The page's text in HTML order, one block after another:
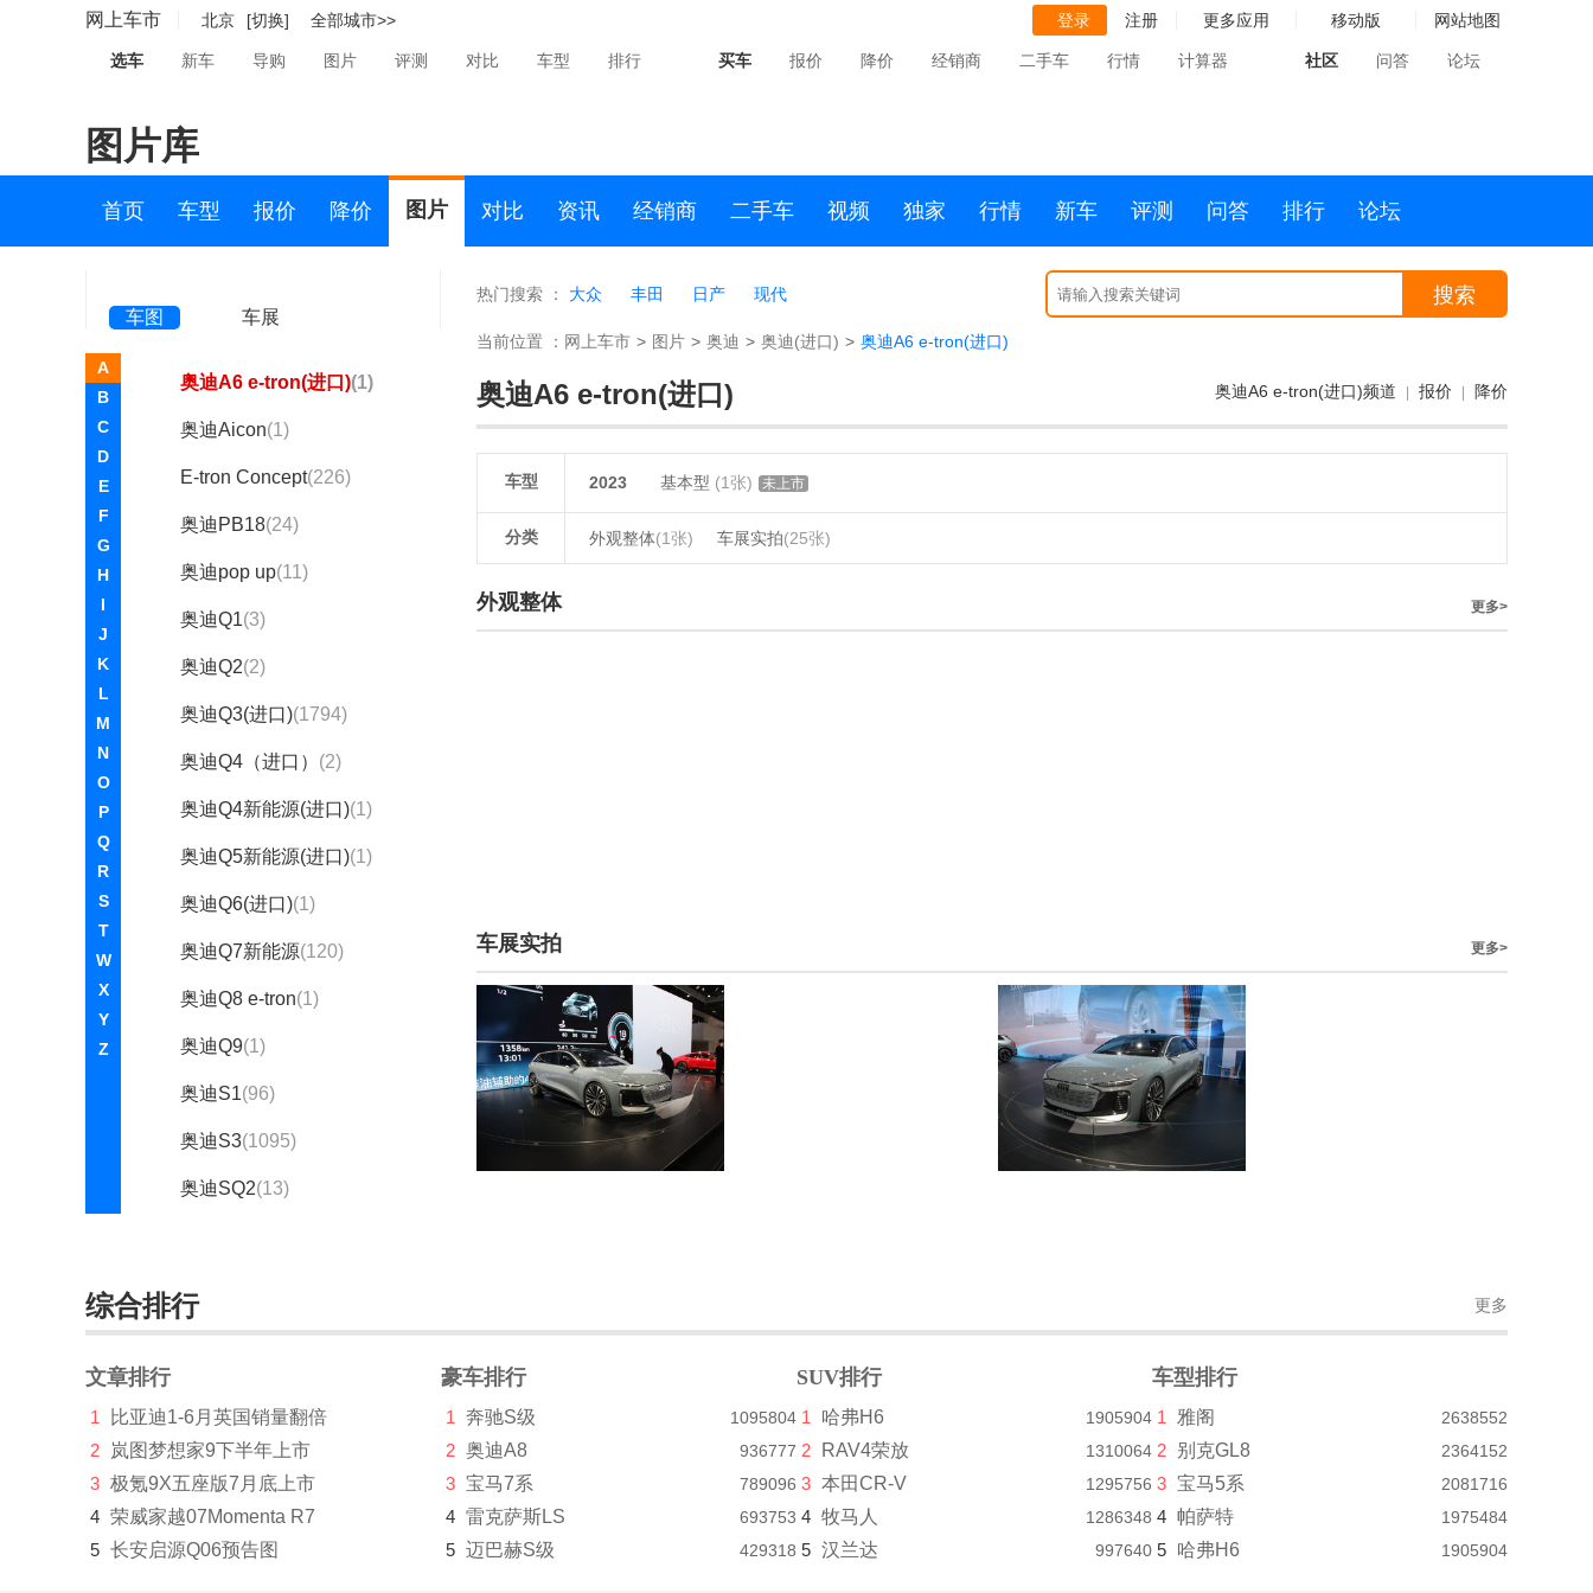
网上车市 北京 [切换] 全部城市>> 登录 注册 更多应用 移动版 网站地图
选车 新车 导购 图片 评测 对比 车型 排行 买车 报价 降价 经销商 二手车 行情 计算器 社区 问答 论坛
图片库
首页 车型 报价 降价 图片 对比 资讯 经销商 二手车 视频 独家 行情 新车 评测 问答 排行 论坛
车图 车展
A
B
C
D
E
F
G
H
I
J
K
L
M
N
O
P
Q
R
S
T
W
X
Y
Z
奥迪SQ8(1)
AI:me
奥迪A6 e-tron(进口)(1)
奥迪Aicon(1)
E-tron Concept(226)
奥迪PB18(24)
奥迪pop up(11)
奥迪Q1(3)
奥迪Q2(2)
奥迪Q3(进口)(1794)
奥迪Q4（进口） (2)
奥迪Q4新能源(进口)(1)
奥迪Q5新能源(进口)(1)
奥迪Q6(进口)(1)
奥迪Q7新能源(120)
奥迪Q8 e-tron(1)
奥迪Q9(1)
奥迪S1(96)
奥迪S3(1095)
奥迪SQ2(13)
奥迪TT(2786)
奥迪urbansphere
奥迪e-tron(进口)
e-tron Vision GT
热门搜索 ： 大众 丰田 日产 现代 搜索
当前位置 ： 网上车市 > 图片 > 奥迪 > 奥迪(进口) > 奥迪A6 e-tron(进口)
奥迪A6 e-tron(进口) 奥迪A6 e-tron(进口)频道 报价 降价
车型 2023 基本型 (1张) 未上市
分类 外观整体(1张) 车展实拍(25张)
外观整体 更多>
车展实拍 更多>
综合排行 更多
文章排行
1
比亚迪1-6月英国销量翻倍
2
岚图梦想家9下半年上市
3 极氪9X五座版7月底上市
4 荣威家越07Momenta R7
5 长安启源Q06预告图
豪车排行
1 奔驰S级 1095804
2 奥迪A8 936777
3 宝马7系 789096
4 雷克萨斯LS 693753
5 迈巴赫S级 429318
SUV排行
1 哈弗H6 1905904
2 RAV4荣放 1310064
3 本田CR-V 1295756
4 牧马人 1286348
5 汉兰达 997640
车型排行
1 雅阁 2638552
2 别克GL8 2364152
3 宝马5系 2081716
4 帕萨特 1975484
5 哈弗H6 1905904